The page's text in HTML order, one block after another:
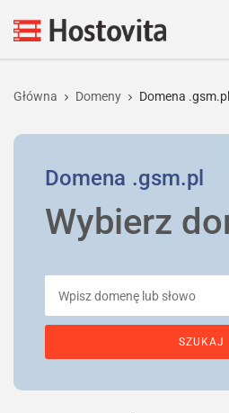
Główna Domeny Domena .gsm.pl
Domena .gsm.pl
Wybierz